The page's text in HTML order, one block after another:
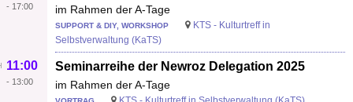
im Rahmen der A-Tage
- 17:00
SUPPORT & DIY, WORKSHOP
KTS - Kulturtreff in
Selbstverwaltung (KaTS)
Seminarreihe der Newroz Delegation 2025
im Rahmen der A-Tage
11:00
- 13:00